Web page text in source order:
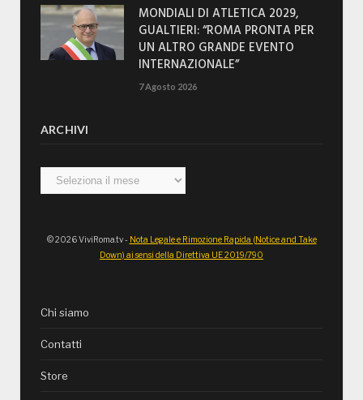
MONDIALI DI ATLETICA 2029,
GUALTIERI: “ROMA PRONTA PER
UN ALTRO GRANDE EVENTO
INTERNAZIONALE”
7 Agosto 2026
ARCHIVI
Archivi
© 2026 ViviRoma.tv - Nota Legale e Rimozione Rapida (Notice and Take
Down) ai sensi della Direttiva UE 2019/790
Chi siamo
Contatti
Store